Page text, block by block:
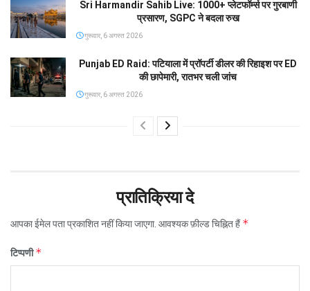
Sri Harmandir Sahib Live: 1000+ प्लेटफॉर्म्स पर गुरबाणी
प्रसारण, SGPC ने बदला रुख
गुरूवार, 6 अगस्त 2026
Punjab ED Raid: पटियाला में प्रॉपर्टी डीलर की रिहाइश पर ED
की छापेमारी, रातभर चली जांच
गुरूवार, 6 अगस्त 2026
प्रातिक्रिया दे
आपका ईमेल पता प्रकाशित नहीं किया जाएगा. आवश्यक फ़ील्ड चिह्नित हैं*
टिप्पणी*